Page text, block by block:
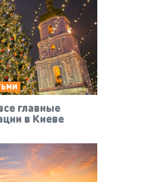
главные
в Киеве